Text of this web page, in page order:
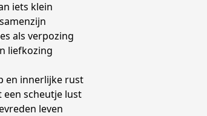
iets klein
als verpozing
liefkozing
en innerlijke rust
een scheutje lust
leven